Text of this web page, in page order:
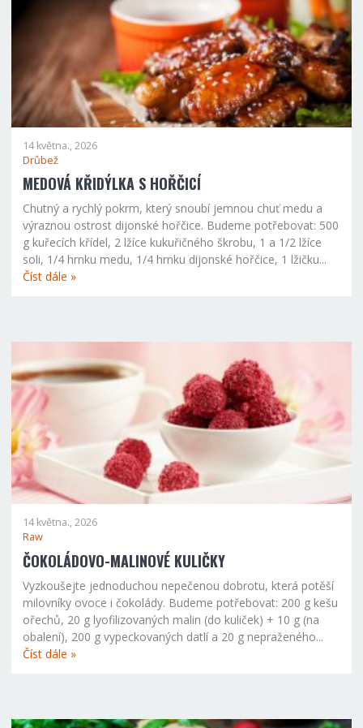
14 května., 2026
Drůbež
MEDOVÁ KŘIDÝLKA S HOŘČICÍ
Chutný a rychlý pokrm, který snoubí jemnou chuť medu a
výraznou ostrost dijonské hořčice. Budeme potřebovat: 500
g kuřecích křídel, 2 lžíce kukuřičného škrobu, 1 a 1/2 lžíce
soli, 1/4 hrnku medu, 1/4 hrnku dijonské hořčice, 1 lžičku...
Číst dále »
14 května., 2026
Raw
ČOKOLÁDOVO-MALINOVÉ KULIČKY
Vyzkoušejte jednoduchou nepečenou dobrotu, která potěší
milovníky ovoce i čokolády. Budeme potřebovat: 200 g kešu
ořechů, 20 g lyofilizovaných malin (do kuliček) + 10 g (na
obalení), 200 g vypeckovaných datlí a 20 g nepraženého...
Číst dále »